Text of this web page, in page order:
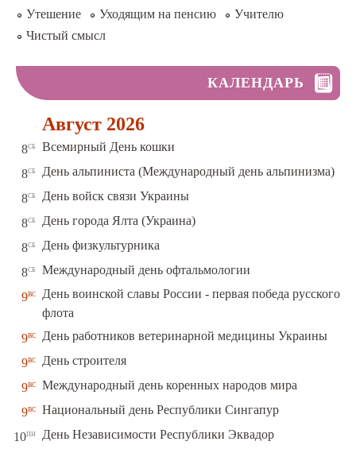
Утешение
Уходящим на пенсию
Учителю
Чистый смысл
КАЛЕНДАРЬ
Август 2026
8сб Всемирный День кошки
8сб День альпиниста (Международный день альпинизма)
8сб День войск связи Украины
8сб День города Ялта (Украина)
8сб День физкультурника
8сб Международный день офтальмологии
9вс
День воинской славы России - первая победа русского
флота
9вс День работников ветеринарной медицины Украины
9вс День строителя
9вс Международный день коренных народов мира
9вс Национальный день Республики Сингапур
10пн День Независимости Республики Эквадор